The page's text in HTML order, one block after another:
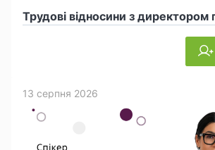
Трудові відносини з директором
13 серпня 2026